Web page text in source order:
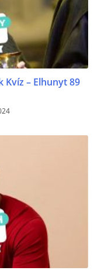
Kvíz – Elhunyt 89